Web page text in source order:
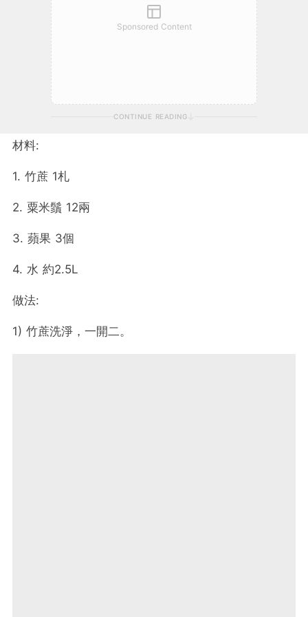
Sponsored Content
CONTINUE READING
材料:
1. 竹蔗 1札
2. 粟米鬚 12兩
3. 蘋果 3個
4. 水 約2.5L
做法:
1) 竹蔗洗淨，一開二。